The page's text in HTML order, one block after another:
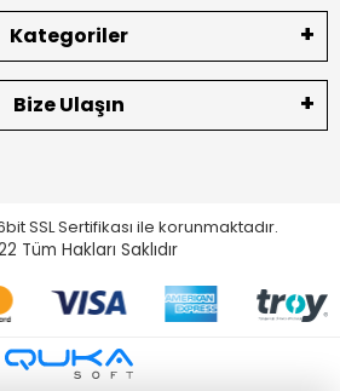
Kategoriler
Bize Ulaşın
SSL Sertifikası ile korunmaktadır.
Tüm Hakları Saklıdır